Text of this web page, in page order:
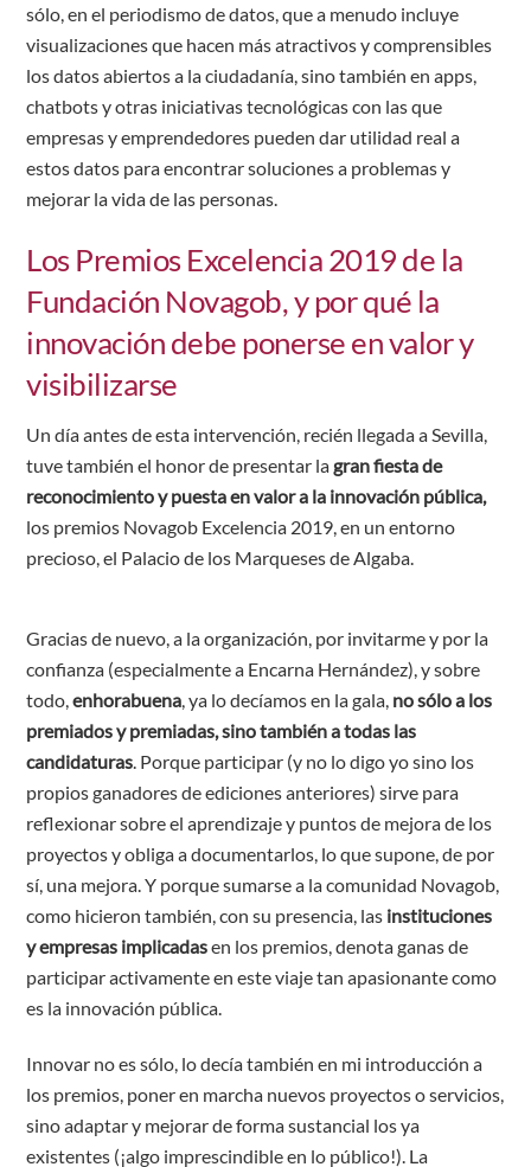
sólo, en el periodismo de datos, que a menudo incluye
visualizaciones que hacen más atractivos y comprensibles
los datos abiertos a la ciudadanía, sino también en apps,
chatbots y otras iniciativas tecnológicas con las que
empresas y emprendedores pueden dar utilidad real a
estos datos para encontrar soluciones a problemas y
mejorar la vida de las personas.
Los Premios Excelencia 2019 de la
Fundación Novagob, y por qué la
innovación debe ponerse en valor y
visibilizarse
Un día antes de esta intervención, recién llegada a Sevilla,
tuve también el honor de presentar lagran fiesta de
reconocimiento y puesta en valor a la innovación pública,
los premios Novagob Excelencia 2019, en un entorno
precioso, el Palacio de los Marqueses de Algaba.
Gracias de nuevo, a la organización, por invitarme y por la
confianza (especialmente a Encarna Hernández), y sobre
todo,enhorabuena, ya lo decíamos en la gala, no sólo a los
premiados y premiadas, sino también a todas las
candidaturas. Porque participar (y no lo digo yo sino los
propios ganadores de ediciones anteriores) sirve para
reflexionar sobre el aprendizaje y puntos de mejora de los
proyectos y obliga a documentarlos, lo que supone, de por
sí, una mejora. Y porque sumarse a la comunidad Novagob,
como hicieron también, con su presencia, las instituciones
y empresas implicadasen los premios, denota ganas de
participar activamente en este viaje tan apasionante como
es la innovación pública.
Innovar no es sólo, lo decía también en mi introducción a
los premios, poner en marcha nuevos proyectos o servicios,
sino adaptar y mejorar de forma sustancial los ya
existentes (¡algo imprescindible en lo público!). La